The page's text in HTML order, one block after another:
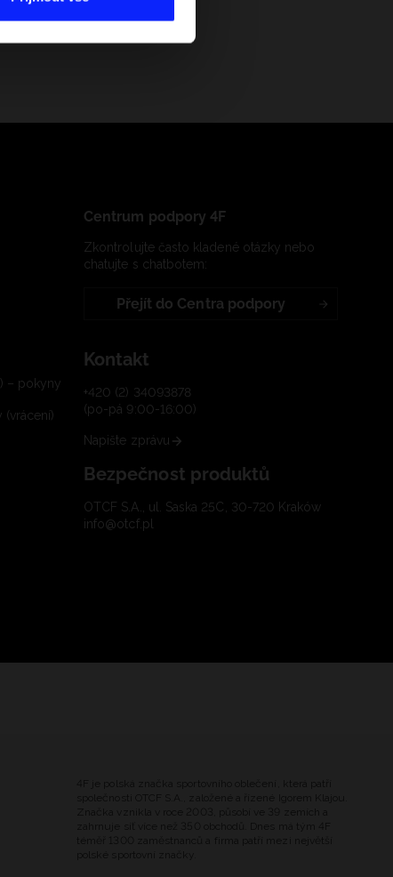
– pokyny
Centrum podpory 4F
Zkontrolujte často kladené otázky nebo
chatujte s chatbotem:
Přejít do Centra podpory
Kontakt
+420 (2) 34093878
(po-pá 9:00-16:00)
Napište zprávu
Bezpečnost produktů
OTCF S.A., ul. Saska 25C, 30-720 Kraków
info@otcf.pl